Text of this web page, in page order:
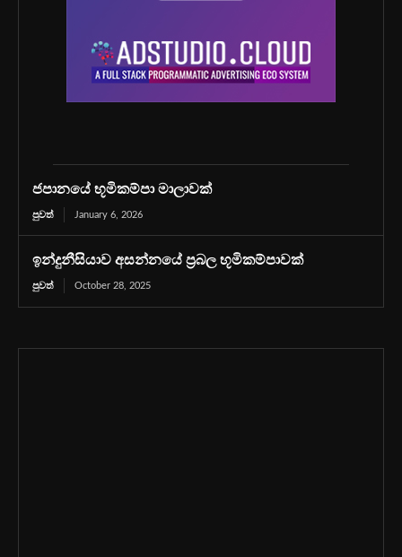
ජපානයේ භූමිකම්පා මාලාවක්
පුවත් January 6, 2026
ඉන්දුනීසියාව අසන්නයේ ප්‍රබල භූමිකම්පාවක්
පුවත් October 28, 2025